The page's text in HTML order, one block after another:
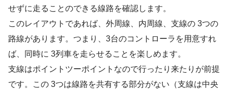
せずに走ることのできる線路を確認します。
このレイアウトであれば、外周線、内周線、支線の 3つの
路線があります。つまり、3台のコントローラを用意すれ
ば、同時に 3列車を走らせることを楽しめます。
支線はポイントツーポイントなので行ったり来たりが前提
です。この 3つは線路を共有する部分がない（支線は中央